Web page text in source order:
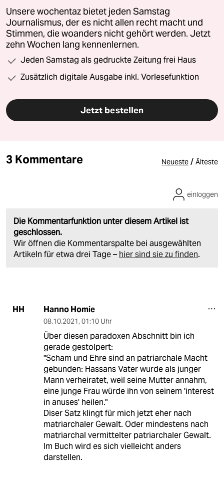
Unsere wochentaz bietet jeden Samstag
Journalismus, der es nicht allen recht macht und
Stimmen, die woanders nicht gehört werden. Jetzt
zehn Wochen lang kennenlernen.
Jeden Samstag als gedruckte Zeitung frei Haus
Zusätzlich digitale Ausgabe inkl. Vorlesefunktion
Jetzt bestellen
3 Kommentare Neueste / Älteste
Die Kommentarfunktion unter diesem Artikel ist
geschlossen.
Wir öffnen die Kommentarspalte bei ausgewählten
Artikeln für etwa drei Tage – hier sind sie zu finden.
einloggen
HH Hanno Homie
08.10.2021, 01:10 Uhr
Über diesen paradoxen Abschnitt bin ich
gerade gestolpert:
"Scham und Ehre sind an patriarchale Macht
gebunden: Hassans Vater wurde als junger
Mann verheiratet, weil seine Mutter annahm,
eine junge Frau würde ihn von seinem 'interest
in anuses' heilen."
Diser Satz klingt für mich jetzt eher nach
matriarchaler Gewalt. Oder mindestens nach
matriarchal vermittelter patriarchaler Gewalt.
Im Buch wird es sich vielleicht anders
darstellen.